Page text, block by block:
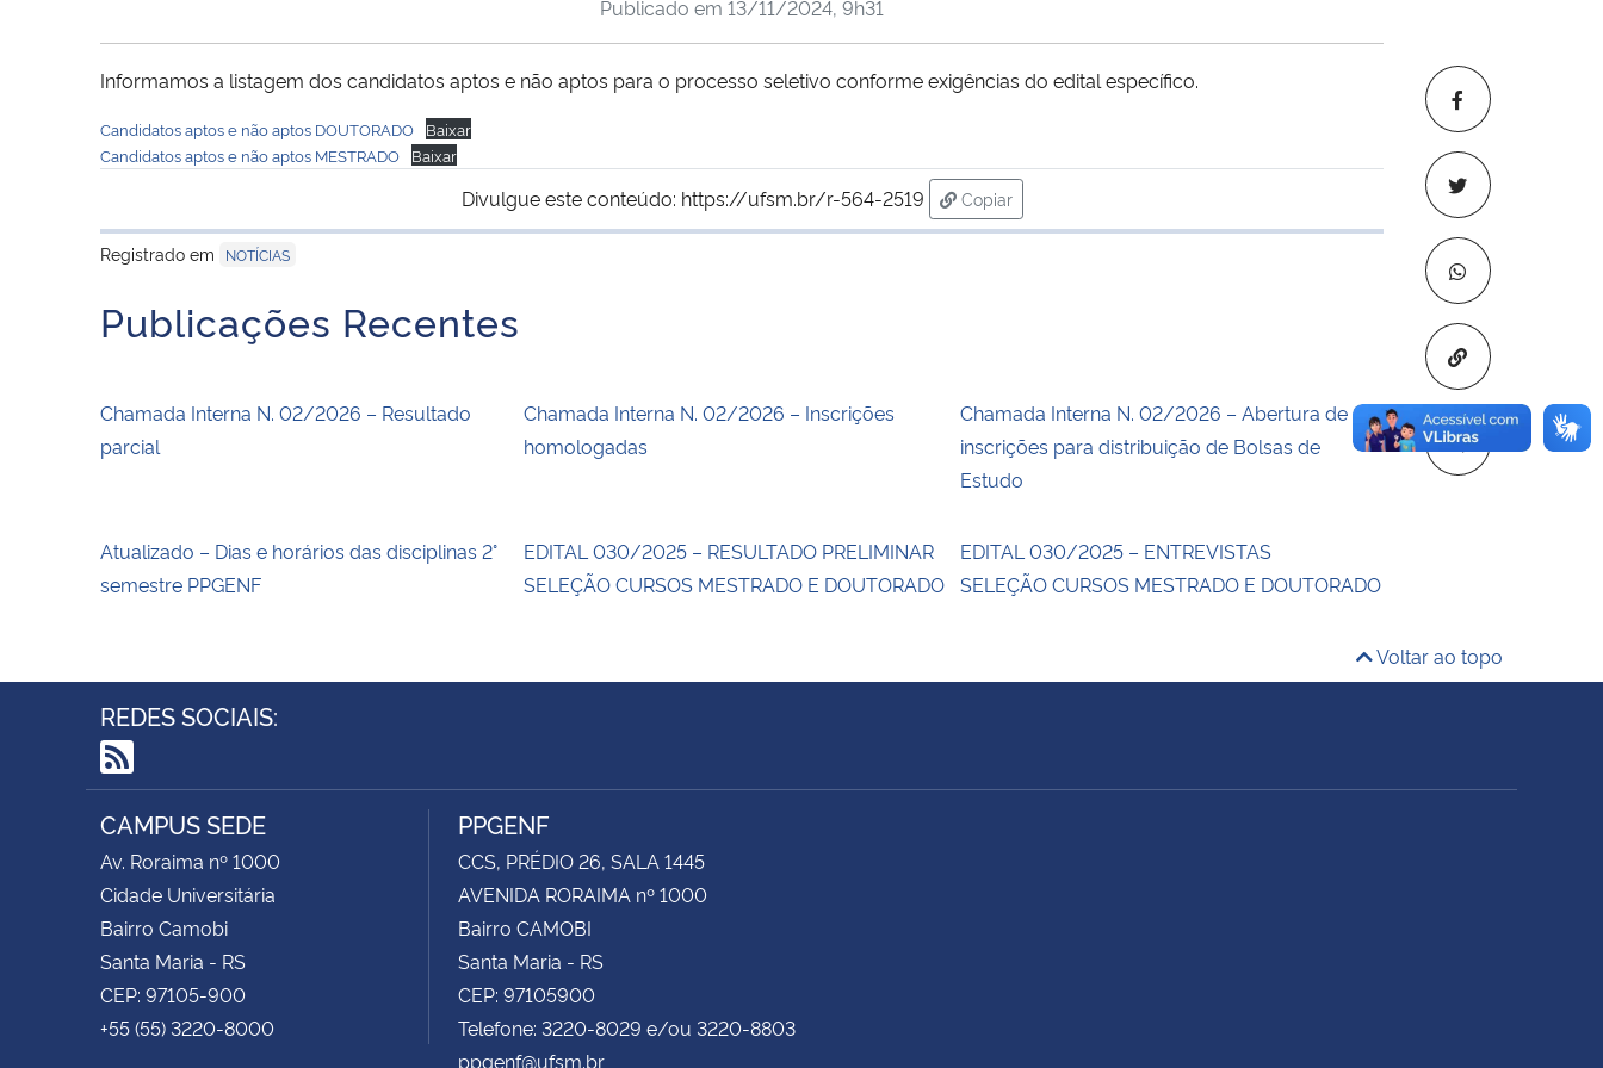
Copiar para
Publicado em 13/11/2024, 9h31
Informamos a listagem dos candidatos aptos e não aptos para o processo seletivo conforme exigências do edital específico.
Candidatos aptos e não aptos DOUTORADO
Baixar
Candidatos aptos e não aptos MESTRADO
Baixar
Divulgue este conteúdo: https://ufsm.br/r-564-2519
Copiar
para área de transferência
Registrado em
NOTÍCIAS
Publicações Recentes
Chamada Interna N. 02/2026 – Resultado
parcial
Chamada Interna N. 02/2026 – Inscrições
homologadas
Chamada Interna N. 02/2026 – Abertura de
inscrições para distribuição de Bolsas de
Estudo
Atualizado – Dias e horários das disciplinas 2°
semestre PPGENF
EDITAL 030/2025 – RESULTADO PRELIMINAR
SELEÇÃO CURSOS MESTRADO E DOUTORADO
EDITAL 030/2025 – ENTREVISTAS
SELEÇÃO CURSOS MESTRADO E DOUTORADO
Voltar ao topo
REDES SOCIAIS:
RSS
CAMPUS SEDE
Av. Roraima nº 1000
Cidade Universitária
Bairro Camobi
Santa Maria - RS
CEP: 97105-900
+55 (55) 3220-8000
PPGENF
CCS, PRÉDIO 26, SALA 1445
AVENIDA RORAIMA nº 1000
Bairro CAMOBI
Santa Maria - RS
CEP: 97105900
Telefone: 3220-8029 e/ou 3220-8803
ppgenf@ufsm.br